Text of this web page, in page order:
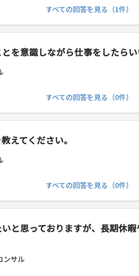
すべての回答を見る（1件）
を意識しながら仕事をしたら
すべての回答を見る（0件）
えてください。
すべての回答を見る（0件）
と思っておりますが、長期休
ンサル